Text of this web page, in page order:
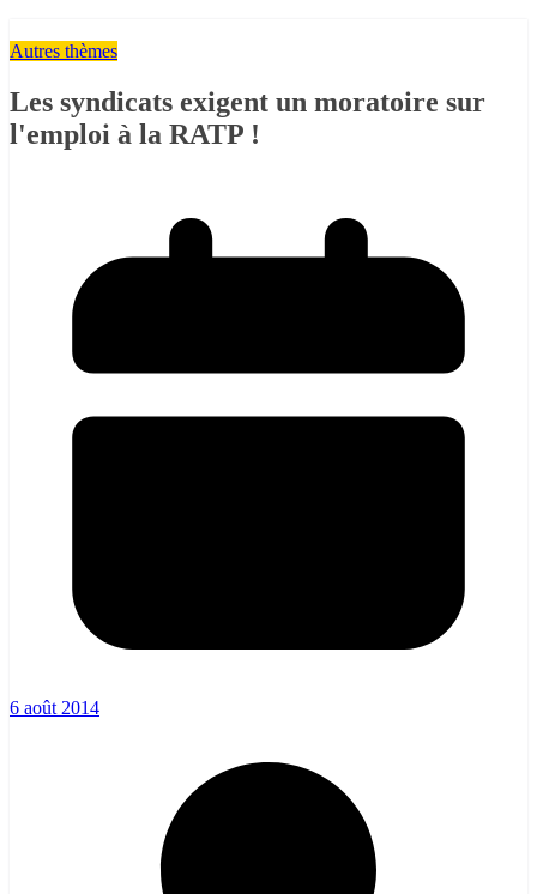
Autres thèmes
Les syndicats exigent un moratoire sur
l'emploi à la RATP !
6 août 2014